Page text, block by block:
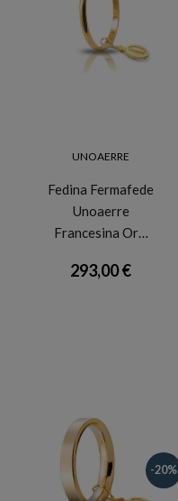
UNOAERRE
Fedina Fermafede
Unoaerre
Francesina Or…
293,00 €
-20%